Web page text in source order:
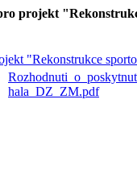
projekt
"Rekonstrukce
hala_DZ_ZM.pdf